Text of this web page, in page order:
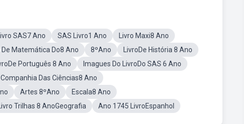
Livro SAS7 Ano SAS Livro1 Ano
Livro Maxi8 Ano
De Matemática Do8 Ano 8ºAno
LivroDe História 8 Ano
Português 8 Ano
Imagues Do LivroDo SAS 6 Ano
Companhia Das Ciências8 Ano
Artes 8ºAno
Escala8 Ano
Livro Trilhas 8 AnoGeografia Ano 1745 LivroEspanhol